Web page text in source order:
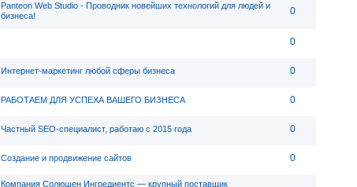
Panteon Web Studio - Проводник новейших технологий для людей и
бизнеса!
0
0
Интернет-маркетинг любой сферы бизнеса 0
РАБОТАЕМ ДЛЯ УСПЕХА ВАШЕГО БИЗНЕСА 0
Частный SEO-специалист, работаю с 2015 года 0
Создание и продвижение сайтов 0
Компания Солюшен Ингредиентс — крупный поставщик